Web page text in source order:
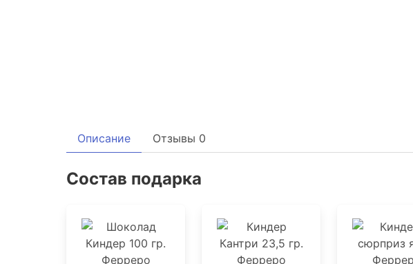
Описание Отзывы 0
Состав подарка